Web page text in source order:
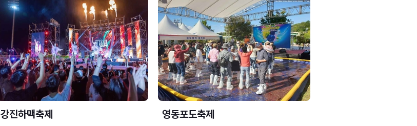
강진하맥축제 영동포도축제